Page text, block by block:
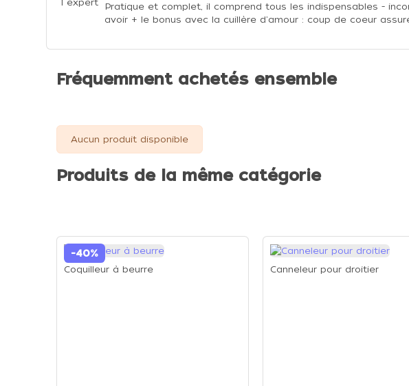
Pratique et complet, il comprend tous les indispensables -
avoir + le bonus avec la cuillère d'amour : coup de coeur
Fréquemment achetés ensemble
Aucun produit disponible
Produits de la même catégorie
-40%
Coquilleur à beurre Canneleur pour droitier